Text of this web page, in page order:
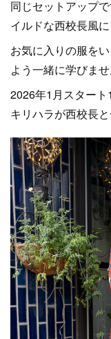
同じセットアップ
イルドな西校長風に
お気に入りの服を
よう一緒に学びませ
2026年1月スター
キリハラが西校長